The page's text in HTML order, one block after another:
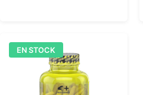
EN STOCK